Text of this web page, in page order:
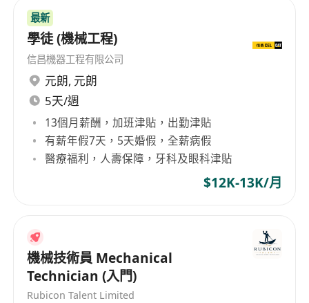
Responsible for coordination with main
contractors and liaising with clients,
architects, utilities and consultants on all
E&M matters for our building construction
projects
Oversee and ensure that the design and
maintenance of building systems and
related works meet the project, legislative
Higher Diploma or above in Building
Services or Mechanical Engineering
3 years experience in E&M Installation
Candidate with more experience will be
最新
學徒 (機械工程)
信昌機器工程有限公司
元朗, 元朗
5天/週
13個月薪酬，加班津貼，出勤津貼
有薪年假7天，5天婚假，全薪病假
醫療福利，人壽保障，牙科及眼科津貼
$12K-13K/月
機械技術員 Mechanical
Technician (入門)
Rubicon Talent Limited